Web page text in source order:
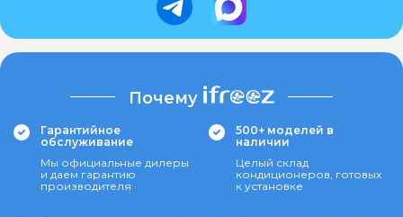
Почему
Гарантийное
обслуживание
Мы официальные дилеры
и даем гарантию
производителя
500+ моделей в
наличии
Целый склад
кондиционеров, готовых
к установке